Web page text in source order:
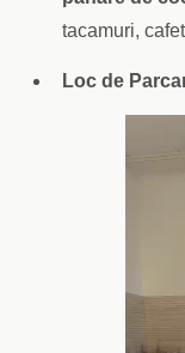
tacamuri,
Loc de